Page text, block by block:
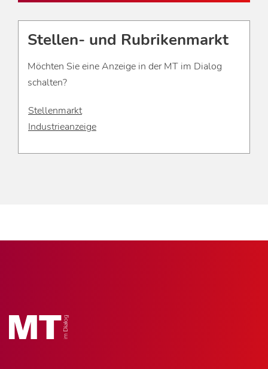
Stellen- und Rubrikenmarkt
Möchten Sie eine Anzeige in der MT im Dialog
schalten?
Stellenmarkt
Industrieanzeige